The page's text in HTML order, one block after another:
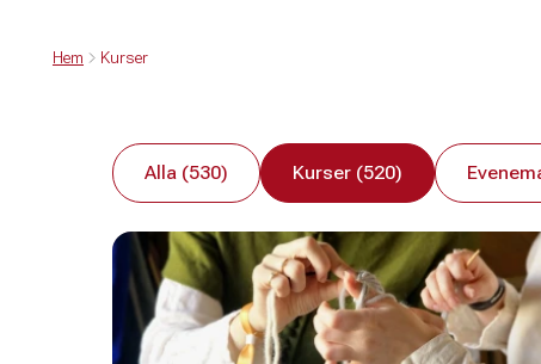
Hem Kurser
Alla (530) Kurser (520)